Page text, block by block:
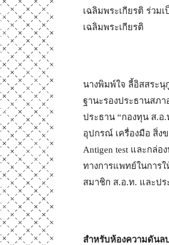
เฉลิมพระเกียรติ ร่วม
เฉลิมพระเกียรติ
นางพิมพ์ใจ ลี้อิสสระนุ
ฐานะรองประธานสภ
ประธาน “กองทุน ส.
อุปกรณ์ เครื่องมือ สิ่ง
Antigen test และกล่
ทางการแพทย์ในการ
สมาชิก ส.อ.ท. และปร
สำหรับห้องความดันล